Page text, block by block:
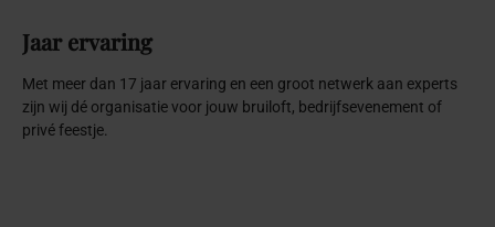
Jaar ervaring
Met meer dan 17 jaar ervaring en een groot netwerk aan experts
zijn wij dé organisatie voor jouw bruiloft, bedrijfsevenement of
privé feestje.